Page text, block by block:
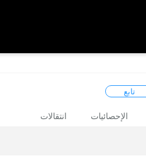
تابع
الإحصائيات انتقالات